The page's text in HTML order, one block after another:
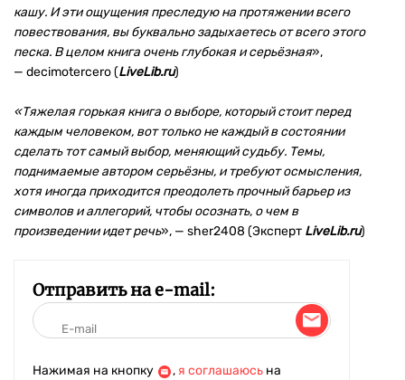
кашу. И эти ощущения преследую на протяжении всего
повествования, вы буквально задыхаетесь от всего этого
песка. В целом книга очень глубокая и серьёзная»,
— decimotercero (LiveLib.ru)
«Тяжелая горькая книга о выборе, который стоит перед
каждым человеком, вот только не каждый в состоянии
сделать тот самый выбор, меняющий судьбу. Темы,
поднимаемые автором серьёзны, и требуют осмысления,
хотя иногда приходится преодолеть прочный барьер из
символов и аллегорий, чтобы осознать, о чем в
произведении идет речь», — sher2408 (Эксперт LiveLib.ru)
Отправить на e-mail:
Нажимая на кнопку , я соглашаюсь на